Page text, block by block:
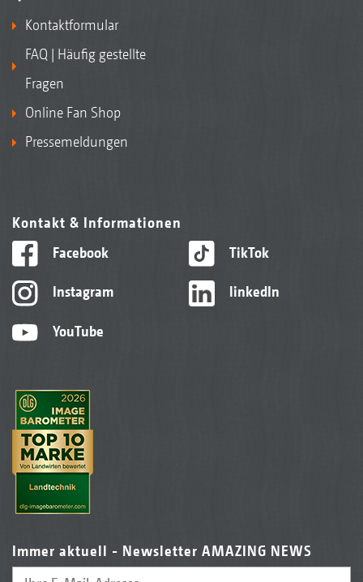
Kontaktformular
FAQ | Häufig gestellte
Fragen
Online Fan Shop
Pressemeldungen
Kontakt & Informationen
Facebook
Instagram
YouTube
TikTok
linkedIn
Immer aktuell - Newsletter AMAZING NEWS